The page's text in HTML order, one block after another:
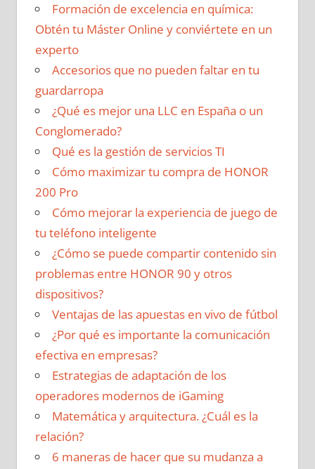
Formación de excelencia en química:
Obtén tu Máster Online y conviértete en un
experto
Accesorios que no pueden faltar en tu
guardarropa
¿Qué es mejor una LLC en España o un
Conglomerado?
Qué es la gestión de servicios TI
Cómo maximizar tu compra de HONOR
200 Pro
Cómo mejorar la experiencia de juego de
tu teléfono inteligente
¿Cómo se puede compartir contenido sin
problemas entre HONOR 90 y otros
dispositivos?
Ventajas de las apuestas en vivo de fútbol
¿Por qué es importante la comunicación
efectiva en empresas?
Estrategias de adaptación de los
operadores modernos de iGaming
Matemática y arquitectura. ¿Cuál es la
relación?
6 maneras de hacer que su mudanza a